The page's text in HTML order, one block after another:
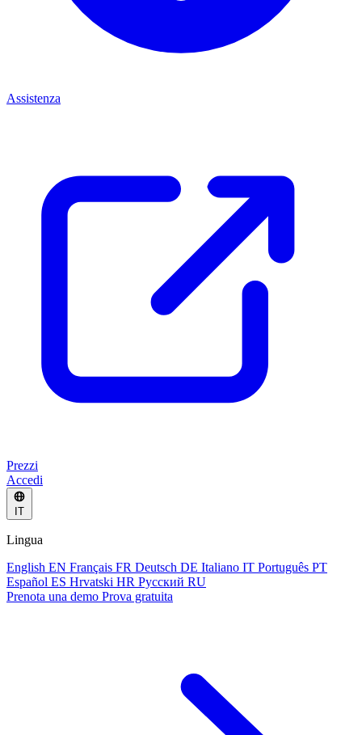
Assistenza
Prezzi
Accedi
IT
Lingua
English EN Français FR Deutsch DE Italiano IT Português PT
Español ES Hrvatski HR Русский RU
Prenota una demo Prova gratuita